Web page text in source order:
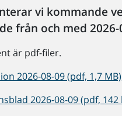
vi kommande
från och med 2026-
är pdf-filer.
2026-08-09 (pdf, 1,7 MB)
2026-08-09 (pdf, 142